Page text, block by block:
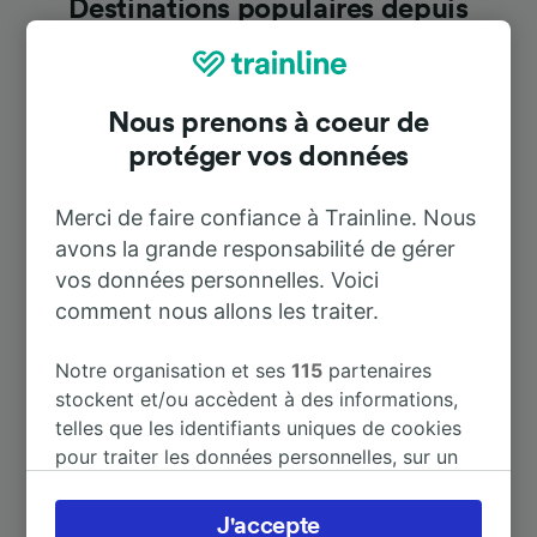
Destinations populaires depuis
Eggenfelden Mitte
Durée
À Prague 7 h 28 m
À Freising 1 h 59 m
À Innsbruck Hbf 3 h 27 m
Nous prenons à coeur de
protéger vos données
Merci de faire confiance à Trainline. Nous
avons la grande responsabilité de gérer
vos données personnelles. Voici
comment nous allons les traiter.
Notre organisation et ses115 partenaires
stockent et/ou accèdent à des informations,
telles que les identifiants uniques de cookies
pour traiter les données personnelles, sur un
préférences, notamment en exerçant votre
J'accepte